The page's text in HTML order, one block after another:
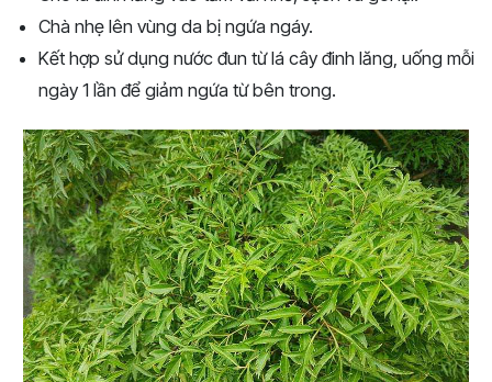
Chà nhẹ lên vùng da bị ngứa ngáy.
Kết hợp sử dụng nước đun từ lá cây đinh lăng, uống mỗi
ngày 1 lần để giảm ngứa từ bên trong.